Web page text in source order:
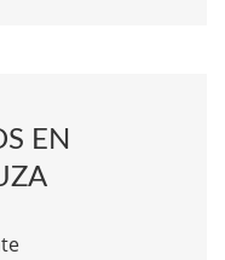
EN